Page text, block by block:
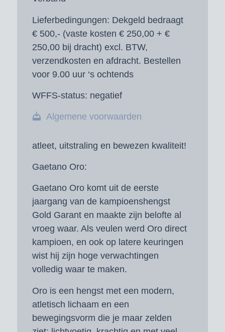
Lieferbedingungen: Dekgeld bedraagt
€ 500,- (vaste kosten € 250,00 + €
250,00 bij dracht) excl. BTW,
verzendkosten en afdracht. Bestellen
voor 9.00 uur ‘s ochtends
WFFS-status: negatief
Algemene voorwaarden
atleet, uitstraling en bewezen kwaliteit!
Gaetano Oro:
Gaetano Oro komt uit de eerste
jaargang van de kampioenshengst
Gold Garant en maakte zijn belofte al
vroeg waar. Als veulen werd Oro direct
kampioen, en ook op latere keuringen
wist hij zijn hoge verwachtingen
volledig waar te maken.
Oro is een hengst met een modern,
atletisch lichaam en een
bewegingsvorm die je maar zelden